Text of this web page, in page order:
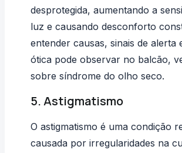
desprotegida, aumentando a
luz e causando desconforto
entender causas, sinais de alerta
ótica pode observar no balcão,
sobre síndrome do olho seco.
5. Astigmatismo
O astigmatismo é uma condição
causada por irregularidades na